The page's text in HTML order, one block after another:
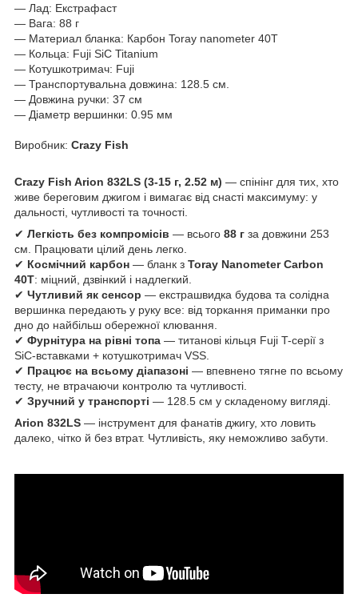
— Лад: Екстрафаст
— Вага: 88 г
— Материал бланка: Карбон Toray nanometer 40T
— Кольца: Fuji SiC Titanium
— Котушкотримач: Fuji
— Транспортувальна довжина: 128.5 см.
— Довжина ручки: 37 см
— Діаметр вершинки: 0.95 мм
Виробник: Crazy Fish
Crazy Fish Arion 832LS (3-15 г, 2.52 м) — спінінг для тих, хто
живе береговим джигом і вимагає від снасті максимуму: у
дальності, чутливості та точності.
✔ Легкість без компромісів — всього 88 г за довжини 253
см. Працювати цілий день легко.
✔ Космічний карбон — бланк з Toray Nanometer Carbon
40T: міцний, дзвінкий і надлегкий.
✔ Чутливий як сенсор — екстрашвидка будова та солідна
вершинка передають у руку все: від торкання приманки про
дно до найбільш обережної клювання.
✔ Фурнітура на рівні топа — титанові кільця Fuji T-серії з
SiC-вставками + котушкотримач VSS.
✔ Працює на всьому діапазоні — впевнено тягне по всьому
тесту, не втрачаючи контролю та чутливості.
✔ Зручний у транспорті — 128.5 см у складеному вигляді.
Arion 832LS — інструмент для фанатів джигу, хто ловить
далеко, чітко й без втрат. Чутливість, яку неможливо забути.